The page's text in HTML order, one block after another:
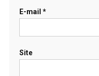
E-mail *
Site